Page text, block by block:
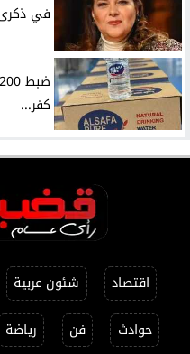
في ذكرى
كفر...
اقتصاد شئون عربية
حوادث
فن رياضة